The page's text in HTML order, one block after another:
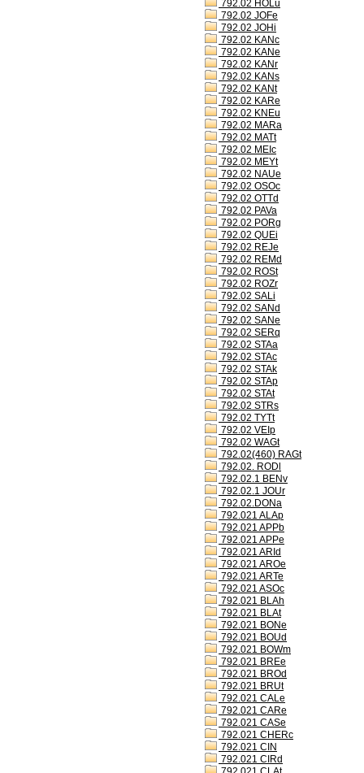
792.02 HOLu
792.02 JOFe
792.02 JOHi
792.02 KANc
792.02 KANe
792.02 KANr
792.02 KANs
792.02 KANt
792.02 KARe
792.02 KNEu
792.02 MARa
792.02 MATt
792.02 MEIc
792.02 MEYt
792.02 NAUe
792.02 OSOc
792.02 OTTd
792.02 PAVa
792.02 PORg
792.02 QUEi
792.02 REJe
792.02 REMd
792.02 ROSt
792.02 ROZr
792.02 SALi
792.02 SANd
792.02 SANe
792.02 SERq
792.02 STAa
792.02 STAc
792.02 STAk
792.02 STAp
792.02 STAt
792.02 STRs
792.02 TYTt
792.02 VEIp
792.02 WAGt
792.02(460) RAGt
792.02. RODl
792.02.1 BENv
792.02.1 JOUr
792.02.DONa
792.021 ALAp
792.021 APPb
792.021 APPe
792.021 ARId
792.021 AROe
792.021 ARTe
792.021 ASOc
792.021 BLAh
792.021 BLAt
792.021 BONe
792.021 BOUd
792.021 BOWm
792.021 BREe
792.021 BROd
792.021 BRUt
792.021 CALe
792.021 CARe
792.021 CASe
792.021 CHERc
792.021 CIN
792.021 CIRd